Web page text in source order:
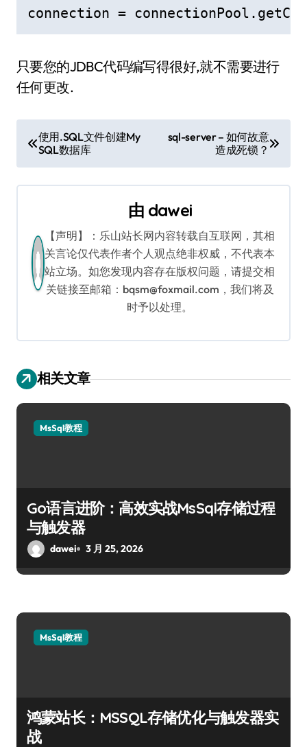
connection =
只要您的JDBC代码编写得很好,就不需要进行
任何更改.
文
章
导
使用.SQL文件创建My
SQL数据库
sql-server – 如何故意
造成死锁？
由 dawei
【声明】：乐山站长网内容转载自互联网，其相
关言论仅代表作者个人观点绝非权威，不代表本
站立场。如您发现内容存在版权问题，请提交相
关链接至邮箱：bqsm@foxmail.com，我们将及
时予以处理。
相关文章
MsSql教程
Go语言进阶：高效实战MsSql存储过程
与触发器
dawei 3 月 25, 2026
MsSql教程
鸿蒙站长：MSSQL存储优化与触发器实
战